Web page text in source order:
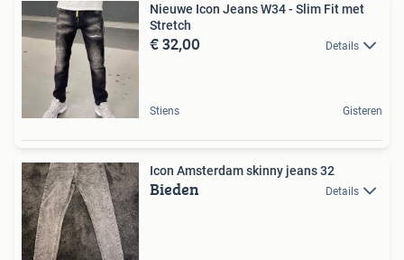
Nieuwe Icon Jeans W34 - Slim Fit met
Stretch
€ 32,00 Details
Stiens Gisteren
Icon Amsterdam skinny jeans 32
Bieden Details